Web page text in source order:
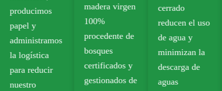
madera virgen
100%
procedente de
bosques
certificados y
cerrado
reducen el uso
de agua y
minimizan la
descarga de
aguas
plástico que
cumple con
los estándares
de seguridad
para el
contacto con